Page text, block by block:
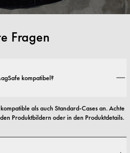
Fragen
kompatibel?
als auch Standard-Cases an. Achte
Produktbildern oder in den Produktdetails.